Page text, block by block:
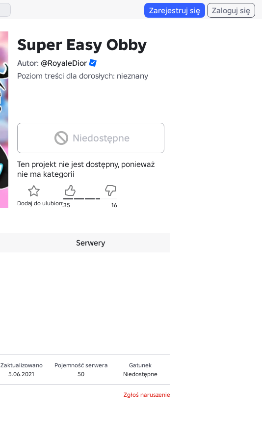
Zarejestruj się Zaloguj się
Super Easy Obby
Autor: @RoyaleDior
Poziom treści dla dorosłych: nieznany
Niedostępne
Ten projekt nie jest dostępny, ponieważ
nie ma kategorii
Dodaj do ulubionych
35 16
Serwery
Zaktualizowano
5.06.2021
Pojemność serwera
50
Gatunek
Niedostępne
Zgłoś naruszenie